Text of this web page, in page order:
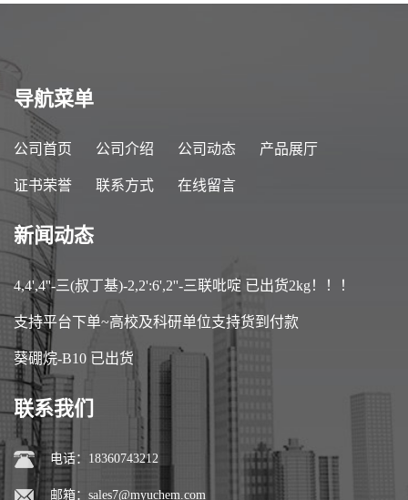
导航菜单
公司首页 公司介绍 公司动态 产品展厅
证书荣誉 联系方式 在线留言
新闻动态
4,4',4''-三(叔丁基)-2,2':6',2''-三联吡啶 已出货2kg！！！
支持平台下单~高校及科研单位支持货到付款
葵硼烷-B10 已出货
联系我们
电话：18360743212
邮箱： sales7@myuchem.com